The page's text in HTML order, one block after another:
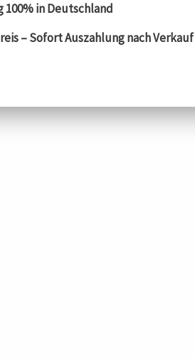
100% in Deutschland
– Sofort Auszahlung nach Verkauf